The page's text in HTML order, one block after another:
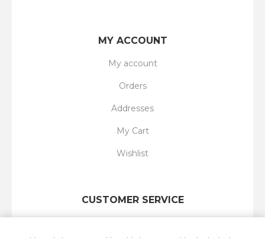
MY ACCOUNT
My account
Orders
Addresses
My Cart
Wishlist
CUSTOMER SERVICE